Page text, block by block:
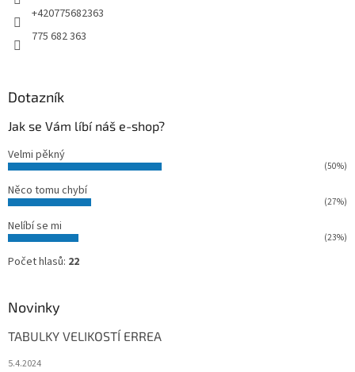
+420775682363
775 682 363
Dotazník
Jak se Vám líbí náš e-shop?
Velmi pěkný
(50%)
Něco tomu chybí
(27%)
Nelíbí se mi
(23%)
Počet hlasů: 22
Novinky
TABULKY VELIKOSTÍ ERREA
5.4.2024